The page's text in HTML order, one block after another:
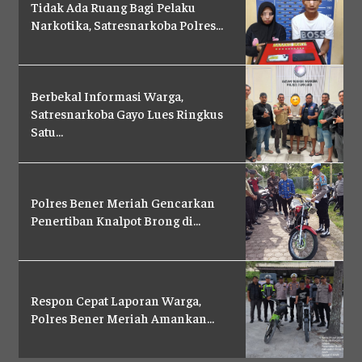
PENSAT
POLRES
LAYANAN MASYARAKAT
PENSAT
MAJALAH TBN
PENSAT
POLRES
LAYANAN MASYARAKAT
PENSAT
MAJALAH TBN
PENSAT
LAYANAN MASYARAKAT
KONTAK
PPID
PENSAT
LAYANAN MASYARAKAT
KONTAK
PPID
Tidak Ada Ruang Bagi Pelaku
Narkotika, Satresnarkoba Polres...
Berbekal Informasi Warga,
Satresnarkoba Gayo Lues Ringkus
Satu...
Polres Bener Meriah Gencarkan
Penertiban Knalpot Brong di...
Respon Cepat Laporan Warga,
Polres Bener Meriah Amankan...